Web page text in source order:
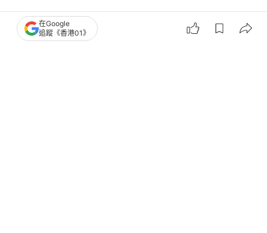
3
在Google
追蹤《香港01》